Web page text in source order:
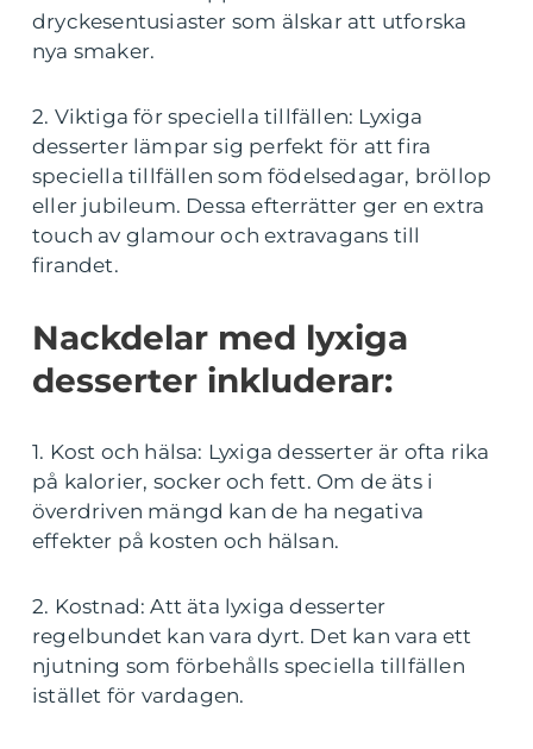
dryckesentusiaster som älskar att utforska
nya smaker.
2. Viktiga för speciella tillfällen: Lyxiga
desserter lämpar sig perfekt för att fira
speciella tillfällen som födelsedagar, bröllop
eller jubileum. Dessa efterrätter ger en extra
touch av glamour och extravagans till
firandet.
Nackdelar med lyxiga
desserter inkluderar:
1. Kost och hälsa: Lyxiga desserter är ofta rika
på kalorier, socker och fett. Om de äts i
överdriven mängd kan de ha negativa
effekter på kosten och hälsan.
2. Kostnad: Att äta lyxiga desserter
regelbundet kan vara dyrt. Det kan vara ett
njutning som förbehålls speciella tillfällen
istället för vardagen.